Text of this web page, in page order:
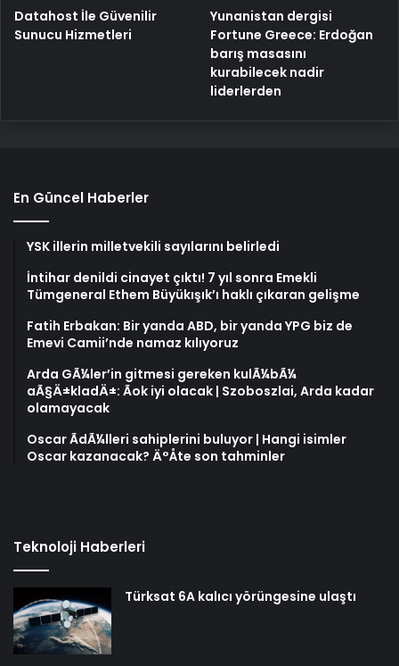
Datahost İle Güvenilir
Sunucu Hizmetleri
Yunanistan dergisi
Fortune Greece: Erdoğan
barış masasını
kurabilecek nadir
liderlerden
En Güncel Haberler
YSK illerin milletvekili sayılarını belirledi
İntihar denildi cinayet çıktı! 7 yıl sonra Emekli
Tümgeneral Ethem Büyükışık’ı haklı çıkaran gelişme
Fatih Erbakan: Bir yanda ABD, bir yanda YPG biz de
Emevi Camii’nde namaz kılıyoruz
Arda GÃ¼ler’in gitmesi gereken kulÃ¼bÃ¼
aÃ§Ä±kladÄ±: Ãok iyi olacak | Szoboszlai, Arda kadar
olamayacak
Oscar ÃdÃ¼lleri sahiplerini buluyor | Hangi isimler
Oscar kazanacak? Ä°Åte son tahminler
Teknoloji Haberleri
Türksat 6A kalıcı yörüngesine ulaştı